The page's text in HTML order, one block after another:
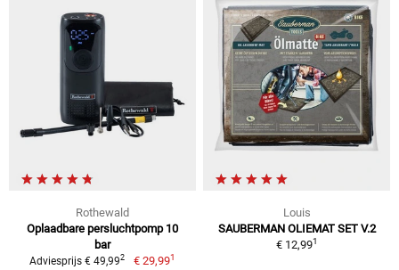
Rothewald
Oplaadbare persluchtpomp 10
bar
Adviesprijs € 49,992 € 29,991
Louis
SAUBERMAN OLIEMAT SET V.2
€ 12,991